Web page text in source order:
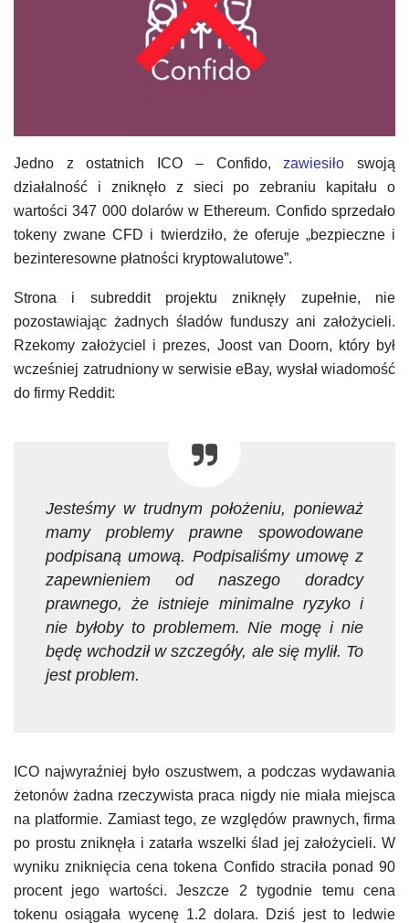
Jedno z ostatnich ICO – Confido, zawiesiło swoją
działalność i zniknęło z sieci po zebraniu kapitału o
wartości 347 000 dolarów w Ethereum. Confido sprzedało
tokeny zwane CFD i twierdziło, że oferuje „bezpieczne i
bezinteresowne płatności kryptowalutowe”.
Strona i subreddit projektu zniknęły zupełnie, nie
pozostawiając żadnych śladów funduszy ani założycieli.
Rzekomy założyciel i prezes, Joost van Doorn, który był
wcześniej zatrudniony w serwisie eBay, wysłał wiadomość
do firmy Reddit:
Jesteśmy w trudnym położeniu, ponieważ
mamy problemy prawne spowodowane
podpisaną umową. Podpisaliśmy umowę z
zapewnieniem od naszego doradcy
prawnego, że istnieje minimalne ryzyko i
nie byłoby to problemem. Nie mogę i nie
będę wchodził w szczegóły, ale się mylił. To
jest problem.
ICO najwyraźniej było oszustwem, a podczas wydawania
żetonów żadna rzeczywista praca nigdy nie miała miejsca
na platformie. Zamiast tego, ze względów prawnych, firma
po prostu zniknęła i zatarła wszelki ślad jej założycieli. W
wyniku zniknięcia cena tokena Confido straciła ponad 90
procent jego wartości. Jeszcze 2 tygodnie temu cena
tokenu osiągała wycenę 1.2 dolara. Dziś jest to ledwie